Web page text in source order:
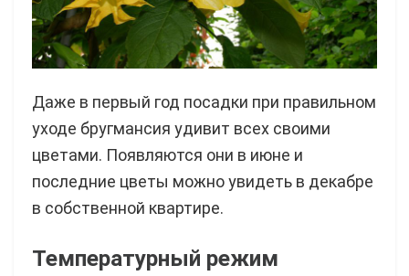
Даже в первый год посадки при правильном
уходе бругмансия удивит всех своими
цветами. Появляются они в июне и
последние цветы можно увидеть в декабре
в собственной квартире.
Температурный режим